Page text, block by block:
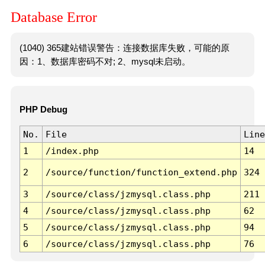
Database Error
(1040) 365建站错误警告：连接数据库失败，可能的原
因：1、数据库密码不对; 2、mysql未启动。
PHP Debug
No. File
Line
1
/index.php 14
2 /source/function/function_extend.php 324
3 /source/class/jzmysql.class.php
211
4
/source/class/jzmysql.class.php
62
5
/source/class/jzmysql.class.php
94
6
/source/class/jzmysql.class.php 76